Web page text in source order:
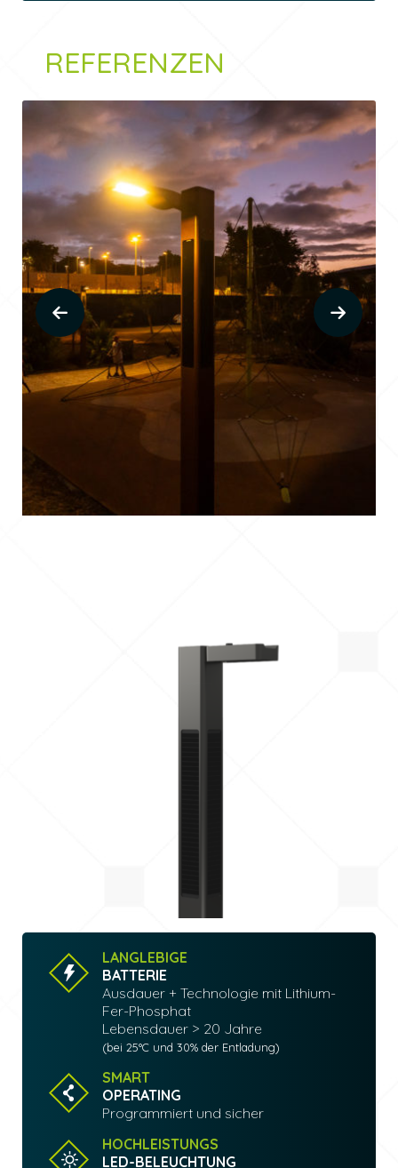
REFERENZEN
LANGLEBIGE
BATTERIE
Ausdauer + Technologie mit Lithium-
Fer-Phosphat
Lebensdauer > 20 Jahre
(bei 25°C und 30% der Entladung)
SMART
OPERATING
Programmiert und sicher
HOCHLEISTUNGS
LED-BELEUCHTUNG